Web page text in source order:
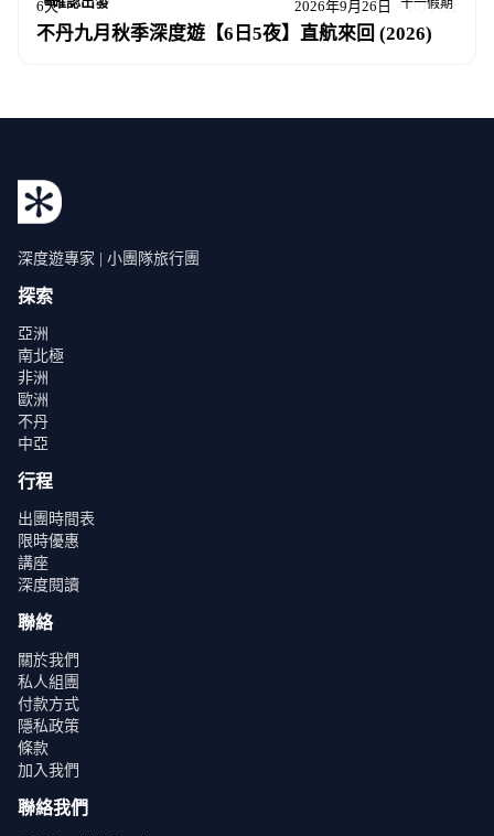
十一假期
6天 2026年9月26日 – 10月1日
不丹九月秋季深度遊【6日5夜】直航來回 (2026)
深度遊專家 | 小團隊旅行團
探索
亞洲
南北極
非洲
歐洲
不丹
中亞
行程
出團時間表
限時優惠
講座
深度閱讀
聯絡
關於我們
私人組團
付款方式
隱私政策
條款
加入我們
聯絡我們